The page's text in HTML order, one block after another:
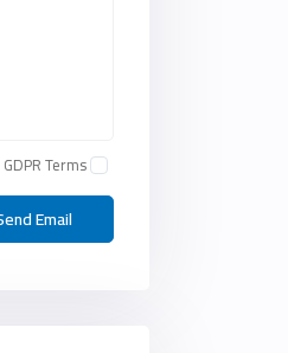
GDPR Terms